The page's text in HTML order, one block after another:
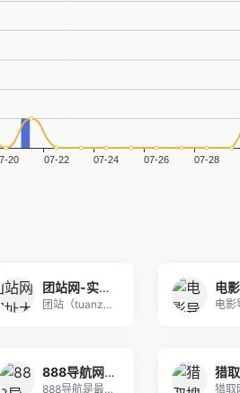
团站网-实用网址大全_分类导航_一站式上网入口-tuanzhan.cn
团站（tuanzhan.cn）是一款实用的网址导
888导航网-网站收录-网址收录-网址导航-收录网站-自助广告系统
888导航是最新的网址导航程序，自动秒收录，自动